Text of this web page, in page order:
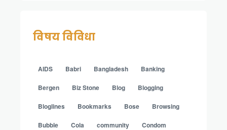
विषय विविधा
AIDS Babri Bangladesh Banking
Bergen Biz Stone Blog Blogging
Bloglines Bookmarks Bose Browsing
Bubble Cola community Condom